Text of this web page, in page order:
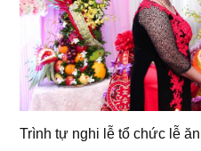
Trình tự nghi lễ tổ chức lễ